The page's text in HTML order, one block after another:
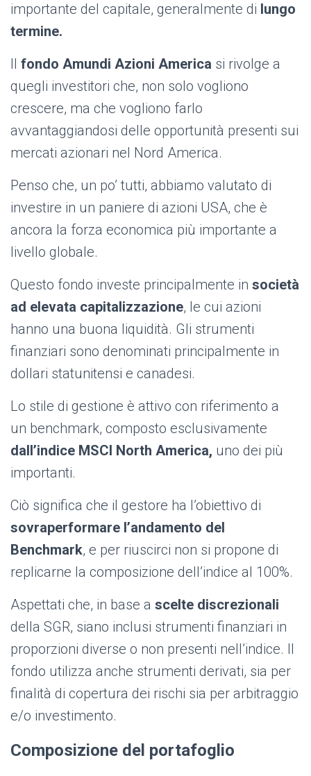
importante del capitale, generalmente di lungo
termine.
Il fondo Amundi Azioni America si rivolge a
quegli investitori che, non solo vogliono
crescere, ma che vogliono farlo
avvantaggiandosi delle opportunità presenti sui
mercati azionari nel Nord America.
Penso che, un po’ tutti, abbiamo valutato di
investire in un paniere di azioni USA, che è
ancora la forza economica più importante a
livello globale.
Questo fondo investe principalmente in società
ad elevata capitalizzazione, le cui azioni
hanno una buona liquidità. Gli strumenti
finanziari sono denominati principalmente in
dollari statunitensi e canadesi.
Lo stile di gestione è attivo con riferimento a
un benchmark, composto esclusivamente
dall’indice MSCI North America, uno dei più
importanti.
Ciò significa che il gestore ha l’obiettivo di
sovraperformare l’andamento del
Benchmark, e per riuscirci non si propone di
replicarne la composizione dell’indice al 100%.
Aspettati che, in base a scelte discrezionali
della SGR, siano inclusi strumenti finanziari in
proporzioni diverse o non presenti nell’indice. Il
fondo utilizza anche strumenti derivati, sia per
finalità di copertura dei rischi sia per arbitraggio
e/o investimento.
Composizione del portafoglio